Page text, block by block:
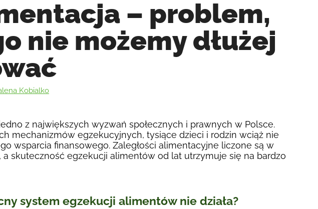
– problem,
nie możemy dłużej
Kobialko
z największych wyzwań społecznych i prawnych w Polsce.
mechanizmów egzekucyjnych, tysiące dzieci i rodzin wciąż nie
wsparcia finansowego. Zaległości alimentacyjne liczone są w
a skuteczność egzekucji alimentów od lat utrzymuje się na bardzo
system egzekucji alimentów nie działa?